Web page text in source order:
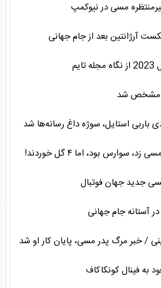
مسی در نیوکمپ
آرژانتین بعد از جام جهانی
مشخص شد
باربی استایل، سوژه داغ رسانه‌ها شد
سوارس بود، اما ۴ گل خوردند!
جدید جهان فوتبال
جام جهانی
/ خبر مرگ پدر مسی، پایان کار او شد
به فینال کونکاکاف